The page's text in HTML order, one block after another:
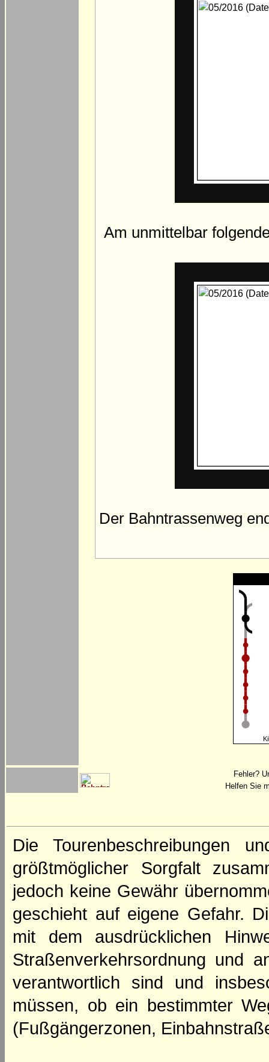
Am unmittelbar
Der Bahntrassenweg
Fehler?
Helfen Sie
Die Tourenbeschreibungen
größtmöglicher Sorgfalt
jedoch keine Gewähr
geschieht auf eigene Gefahr.
mit dem ausdrücklichen
Straßenverkehrsordnung und
verantwortlich sind und
müssen, ob ein bestimmter
(Fußgängerzonen,